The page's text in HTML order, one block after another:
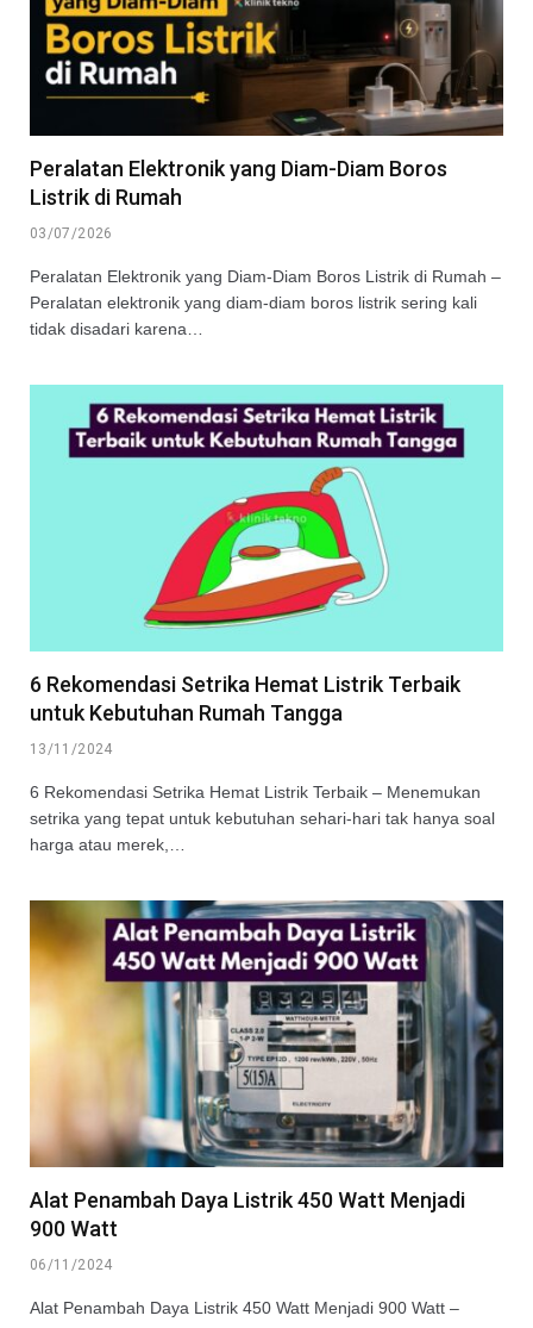
Peralatan Elektronik yang Diam-Diam Boros
Listrik di Rumah
03/07/2026
Peralatan Elektronik yang Diam-Diam Boros Listrik di Rumah –
Peralatan elektronik yang diam-diam boros listrik sering kali
tidak disadari karena…
6 Rekomendasi Setrika Hemat Listrik Terbaik
untuk Kebutuhan Rumah Tangga
13/11/2024
6 Rekomendasi Setrika Hemat Listrik Terbaik – Menemukan
setrika yang tepat untuk kebutuhan sehari-hari tak hanya soal
harga atau merek,…
Alat Penambah Daya Listrik 450 Watt Menjadi
900 Watt
06/11/2024
Alat Penambah Daya Listrik 450 Watt Menjadi 900 Watt –